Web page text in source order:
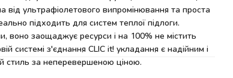
ультрафіолетового випромінювання та проста
підходить для систем теплої підлоги.
воно заощаджує ресурси і на 100% не містить
системі з'єднання CLIC it! укладання є надійним і
стиль за неперевершеною ціною.